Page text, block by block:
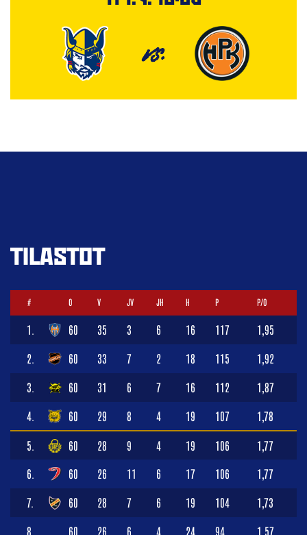
VS.
TILASTOT
# O V JV JH H P P/O
1. 60 35 3 6 16 117 1,95
2. 60 33 7 2 18 115 1,92
3. 60 31 6 7 16 112 1,87
4. 60 29 8 4 19 107 1,78
5. 60 28 9 4 19 106 1,77
6. 60 26 11 6 17 106 1,77
7. 60 28 7 6 19 104 1,73
8. 60 26 6 4 24 94 1,57